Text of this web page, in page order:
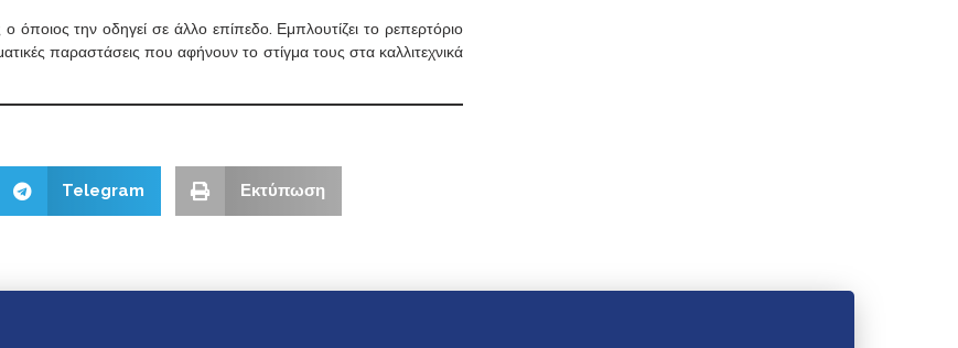
την οδηγεί σε άλλο επίπεδο. Εμπλουτίζει το ρεπερτόριο
παραστάσεις που αφήνουν το στίγμα τους στα καλλιτεχνικά
Telegram Εκτύπωση